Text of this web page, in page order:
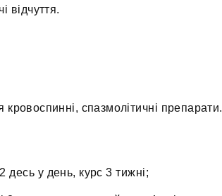
відчуття.
спазмолітичні препарати.
десь у день, курс 3 тижні;